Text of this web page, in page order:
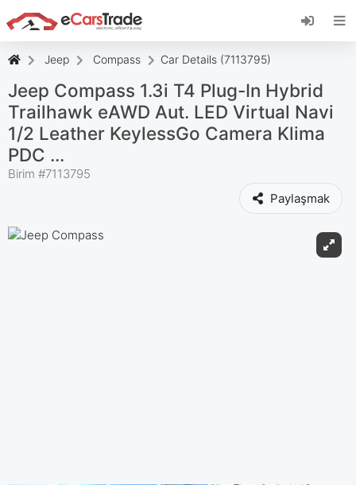
eCarsTrade web uygulamasını yükleyin, Ana
Ekranınıza ekleyin ve anında güncellemeler alın.
Düzenlemek
İptal etmek
Jeep Compass Car Details (7113795)
Jeep Compass 1.3i T4 Plug-In Hybrid
Trailhawk eAWD Aut. LED Virtual Navi
1/2 Leather KeylessGo Camera Klima
PDC ...
Birim #7113795
Paylaşmak